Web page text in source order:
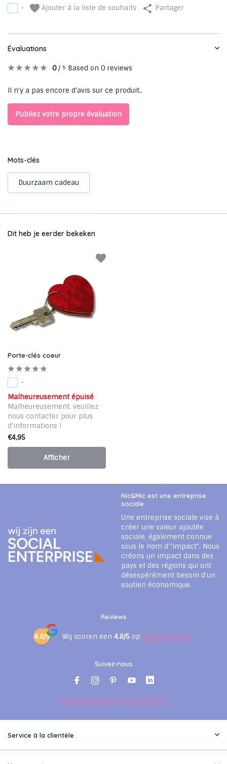
- Ajouter à la liste de souhaits Partager
Évaluations
0/ 5 Based on 0 reviews
Il n'y a pas encore d'avis sur ce produit..
Publiez votre propre évaluation
Mots-clés
Duurzaam cadeau
Dit heb je eerder bekeken
Porte-clés coeur
-
Malheureusement épuisé
Malheureusement, veuillez
nous contacter pour plus
d'informations !
€4,95
Afficher
Nic&Mic est une entreprise
sociale
Une entreprise sociale vise à
créer une valeur ajoutée
sociale, également connue
sous le nom d'"impact". Nous
créons un impact dans des
pays et des régions qui ont
désespérément besoin d'un
soutien économique.
Reviews
4.8/5 Wij scoren een 4.8/5 op Google Reviews
Suivez-nous
Abonnez-vous à notre infolettre
Service à la clientèle